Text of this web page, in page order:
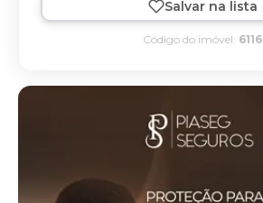
Salvar na lista
Código do imóvel: 6116